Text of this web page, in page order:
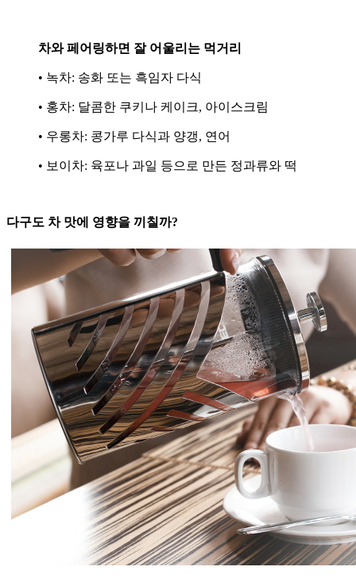
차와 페어링하면 잘 어울리는 먹거리
• 녹차: 송화 또는 흑임자 다식
• 홍차: 달콤한 쿠키나 케이크, 아이스크림
• 우롱차: 콩가루 다식과 양갱, 연어
• 보이차: 육포나 과일 등으로 만든 정과류와 떡
다구도 차 맛에 영향을 끼칠까?